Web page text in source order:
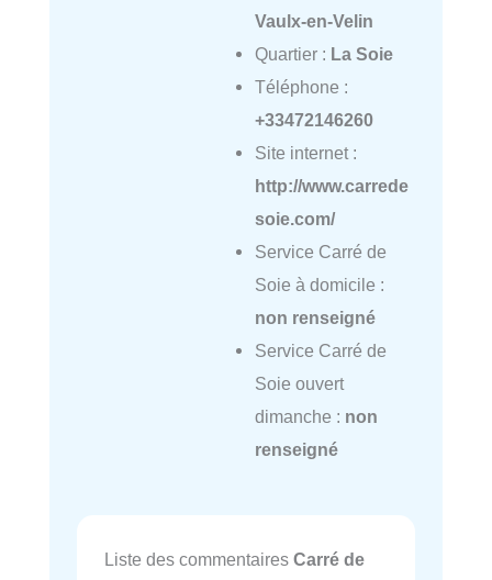
Vaulx-en-Velin
Quartier : La Soie
Téléphone :
+33472146260
Site internet :
http://www.carrede
soie.com/
Service Carré de
Soie à domicile :
non renseigné
Service Carré de
Soie ouvert
dimanche : non
renseigné
Liste des commentaires Carré de